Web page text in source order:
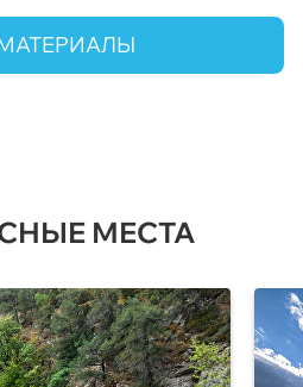
МЕСТА